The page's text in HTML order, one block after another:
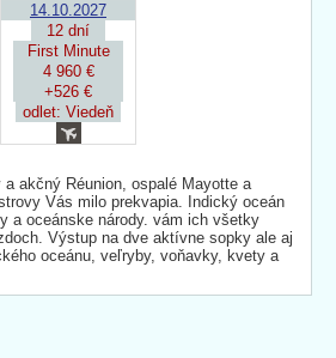
14.10.2027
12 dní
First Minute
4 960 €
+526 €
odlet: Viedeň
a akčný Réunion, ospalé Mayotte a
Vás milo prekvapia. Indický oceán
a oceánske národy. vám ich všetky
Výstup na dve aktívne sopky ale aj
oceánu, veľryby, voňavky, kvety a